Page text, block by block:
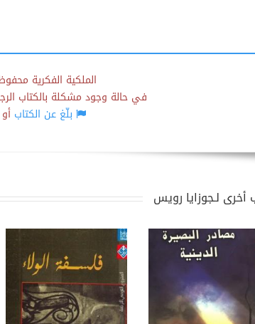
الملكية الفكرية
في حالة وجود مشكلة بالكتاب
بلّغ عن الكتاب
أخرى لـجوزايا رويس